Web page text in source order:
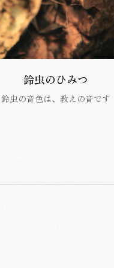
鈴虫のひみつ
鈴虫の音色は、教えの音です